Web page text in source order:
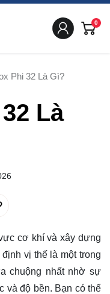
0
Phi 32 Là Gì?
Là
cơ khí và xây dựng
vị thế là một trong
chuộng nhất nhờ sự
và độ bền. Bạn có thể